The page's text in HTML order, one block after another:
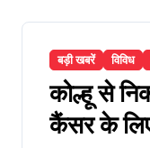
बड़ी खबरें विविध
कोल्हू से
कैंसर के